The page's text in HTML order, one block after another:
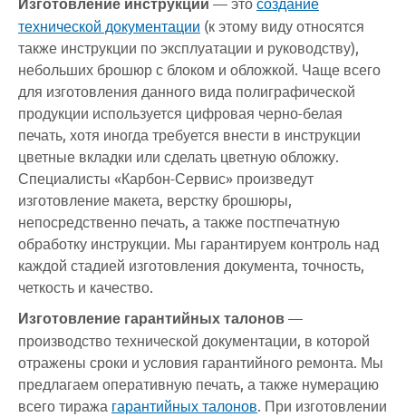
технической документации (к этому виду относятся
также инструкции по эксплуатации и руководству),
небольших брошюр с блоком и обложкой. Чаще всего
для изготовления данного вида полиграфической
продукции используется цифровая черно-белая
печать, хотя иногда требуется внести в инструкции
цветные вкладки или сделать цветную обложку.
Специалисты «Карбон-Сервис» произведут
изготовление макета, верстку брошюры,
непосредственно печать, а также постпечатную
обработку инструкции. Мы гарантируем контроль над
каждой стадией изготовления документа, точность,
четкость и качество.
Изготовление гарантийных талонов —
производство технической документации, в которой
отражены сроки и условия гарантийного ремонта. Мы
предлагаем оперативную печать, а также нумерацию
всего тиража гарантийных талонов. При изготовлении